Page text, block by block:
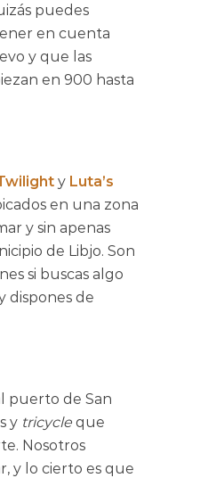
puedes
en cuenta
y que las
en 900 hasta
y Luta’s
en una zona
y sin apenas
de Libjo. Son
si buscas algo
dispones de
puerto de San
y tricycle que
Nosotros
y lo cierto es que